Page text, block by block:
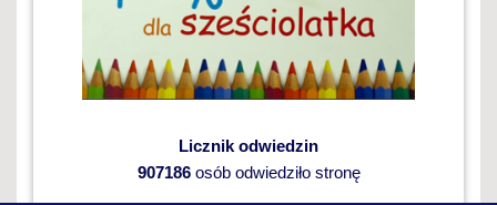
Licznik odwiedzin
907186osób odwiedziło stronę